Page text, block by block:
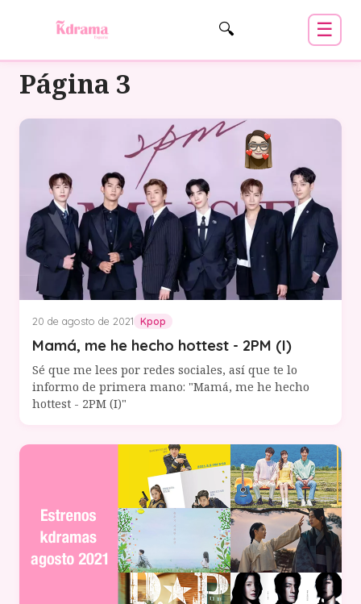
🔍 ☰
Página 3
20 de agosto de 2021 Kpop
Mamá, me he hecho hottest - 2PM (I)
Sé que me lees por redes sociales, así que te lo
informo de primera mano: "Mamá, me he hecho
hottest - 2PM (I)"